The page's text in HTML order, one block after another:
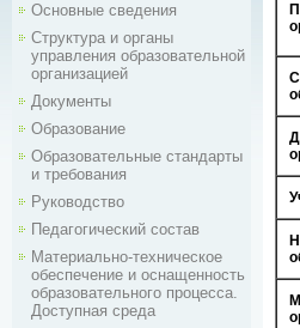
Основные сведения
Структура и органы
управления образовательной
организацией
Документы
Образование
Образовательные стандарты
и требования
Руководство
Педагогический состав
Материально-техническое
обеспечение и оснащенность
образовательного процесса.
Доступная среда